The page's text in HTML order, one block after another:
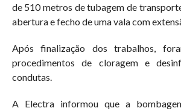
de 510 metros de tubagem de
abertura e fecho de uma vala com
Após finalização dos trabalhos,
procedimentos de cloragem e
condutas.
A Electra informou que a